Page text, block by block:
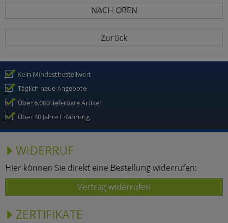
NACH OBEN
Zurück
Kein Mindestbestellwert
Täglich neue Angebote
Über 6.000 lieferbare Artikel
Über 40 Jahre Erfahrung
WIDERRUF
Hier können Sie direkt eine Bestellung widerrufen:
Vertrag widerrufen
ZERTIFIKATE